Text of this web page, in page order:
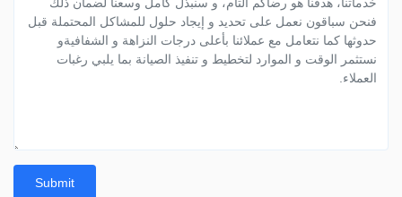
Submit